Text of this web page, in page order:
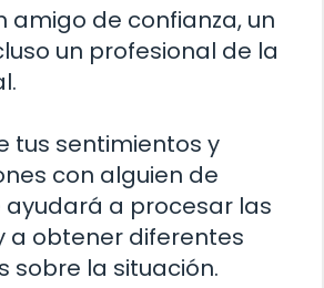
amigo de confianza, un
un profesional de la
tus sentimientos y
con alguien de
ayudará a procesar las
a obtener diferentes
sobre la situación.